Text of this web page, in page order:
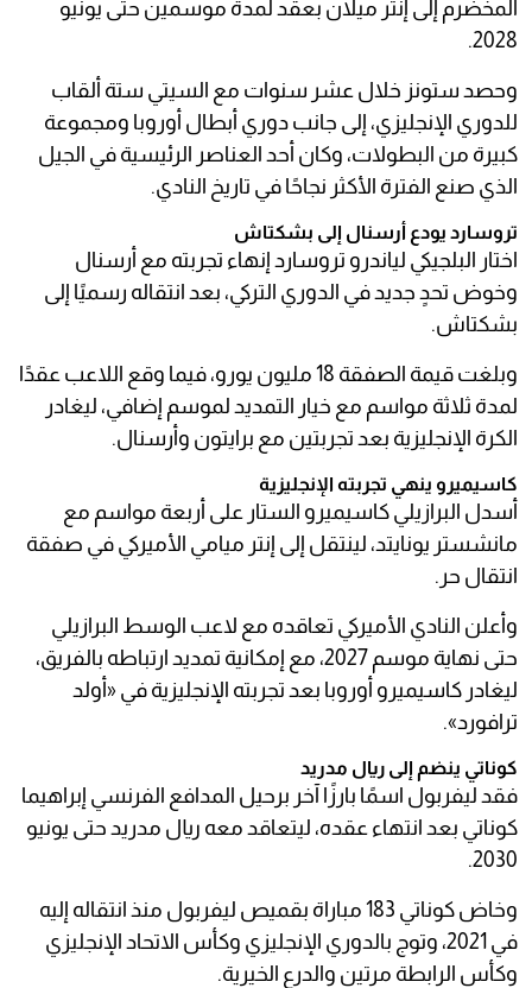
المخضرم إلى إنتر ميلان بعقد لمدة موسمين حتى يونيو
2028.
وحصد ستونز خلال عشر سنوات مع السيتي ستة ألقاب
للدوري الإنجليزي، إلى جانب دوري أبطال أوروبا ومجموعة
كبيرة من البطولات، وكان أحد العناصر الرئيسية في الجيل
الذي صنع الفترة الأكثر نجاحًا في تاريخ النادي.
تروسارد يودع أرسنال إلى بشكتاش
اختار البلجيكي لياندرو تروسارد إنهاء تجربته مع أرسنال
وخوض تحدٍ جديد في الدوري التركي، بعد انتقاله رسميًا إلى
بشكتاش.
وبلغت قيمة الصفقة 18 مليون يورو، فيما وقع اللاعب عقدًا
لمدة ثلاثة مواسم مع خيار التمديد لموسم إضافي، ليغادر
الكرة الإنجليزية بعد تجربتين مع برايتون وأرسنال.
كاسيميرو ينهي تجربته الإنجليزية
أسدل البرازيلي كاسيميرو الستار على أربعة مواسم مع
مانشستر يونايتد، لينتقل إلى إنتر ميامي الأميركي في صفقة
انتقال حر.
وأعلن النادي الأميركي تعاقده مع لاعب الوسط البرازيلي
حتى نهاية موسم 2027، مع إمكانية تمديد ارتباطه بالفريق،
ليغادر كاسيميرو أوروبا بعد تجربته الإنجليزية في «أولد
ترافورد».
كوناتي ينضم إلى ريال مدريد
فقد ليفربول اسمًا بارزًا آخر برحيل المدافع الفرنسي إبراهيما
كوناتي بعد انتهاء عقده، ليتعاقد معه ريال مدريد حتى يونيو
2030.
وخاض كوناتي 183 مباراة بقميص ليفربول منذ انتقاله إليه
في 2021، وتوج بالدوري الإنجليزي وكأس الاتحاد الإنجليزي
وكأس الرابطة مرتين والدرع الخيرية.